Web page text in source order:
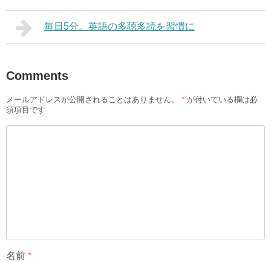
毎日5分。英語の多聴多読を習慣に
Comments
メールアドレスが公開されることはありません。 * が付いている欄は必
須項目です
名前 *